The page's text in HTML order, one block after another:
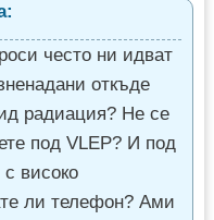
често ни идват
откъде
радиация? Не се
под VLEP? И под
с високо
ли телефон? Ами